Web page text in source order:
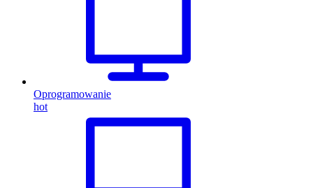
Oprogramowanie
hot